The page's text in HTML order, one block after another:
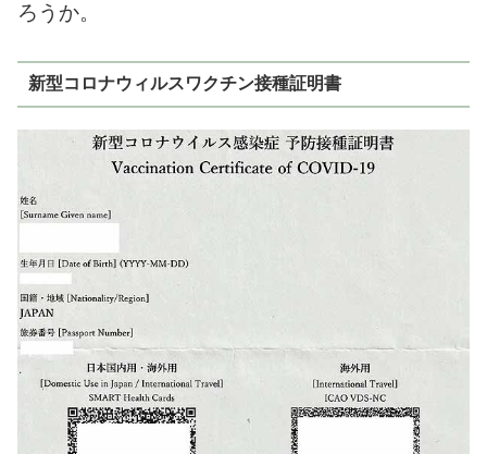
ろうか。
新型コロナウィルスワクチン接種証明書